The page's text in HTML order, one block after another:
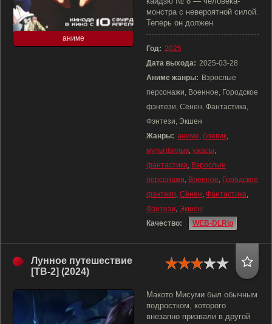
аниме
монстра с невероятной силой.
Теперь он должен
Год: 2025
Дата выхода: 2025-03-28
Аниме жанры: Взрослые
персонажи, Военное, Городское
фэнтези, Сёнен, Фантастика,
Фэнтези, Экшен
Жанры: аниме, боевик,
мультфильм, ужасы,
фантастика, Взрослые
персонажи, Военное, Городское
фэнтези, Сёнен, Фантастика,
Фэнтези, Экшен
Качество:
WEB-DLRip
Лунное путешествие
[ТВ-2] (2024)
Макото Мисуми был обычным
подростком, которого
внезапно призвали в другой